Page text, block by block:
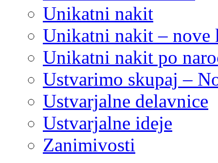
Unikatni nakit
Unikatni nakit – nove
Unikatni nakit po
Ustvarimo skupaj –
Ustvarjalne delavnice
Ustvarjalne ideje
Zanimivosti